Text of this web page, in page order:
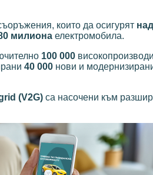
които да осигурят
милиона електромобила.
100 000
40 000 нови и
(V2G) са насочени към